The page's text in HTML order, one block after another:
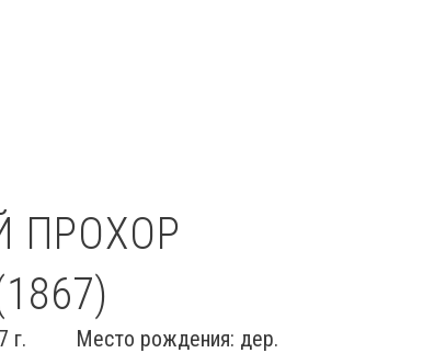
ПРОХОР
г. Место рождения: дер.